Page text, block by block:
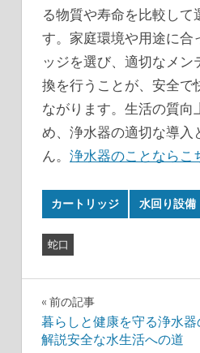
る物質や寿命を比較して
す。家庭環境や用途に合
ッジを選び、適切なメン
換を行うことが、安全で
ながります。生活の質向
め、浄水器の適切な導入
ん。 浄水器のことならこ
カートリッジ 水回り設備
蛇口
投
稿
前の記事
暮らしと健康を守る浄水
解説安全な水生活への道